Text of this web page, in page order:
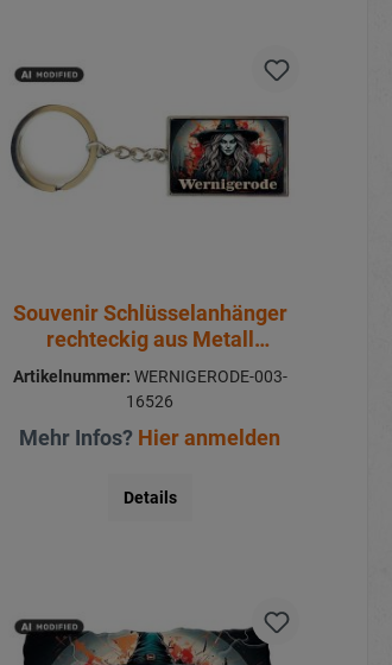
Souvenir Schlüsselanhänger
rechteckig aus Metall
Wernigerode 3x10cm
Artikelnummer: WERNIGERODE-003-
16526
Mehr Infos? Hier anmelden
Details